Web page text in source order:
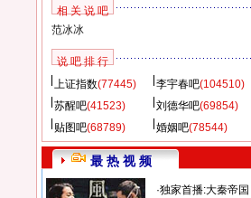
相 关 说 吧
范冰冰
说 吧 排 行
上证指数(77445) 李宇春吧(104510)
苏醒吧(41523) 刘德华吧(69854)
贴图吧(68789) 婚姻吧(78544)
最 热 视 频
·独家首播:大秦帝国